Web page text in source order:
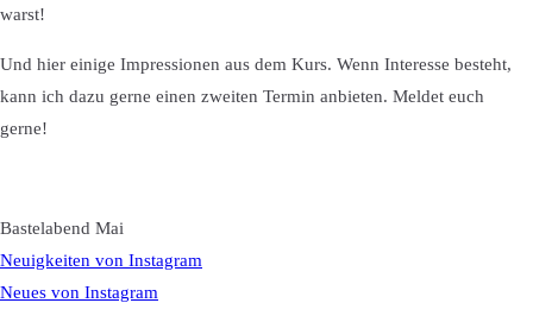
warst!
Und hier einige Impressionen aus dem Kurs. Wenn Interesse besteht,
kann ich dazu gerne einen zweiten Termin anbieten. Meldet euch
gerne!
Bastelabend Mai
Neuigkeiten von Instagram
Neues von Instagram